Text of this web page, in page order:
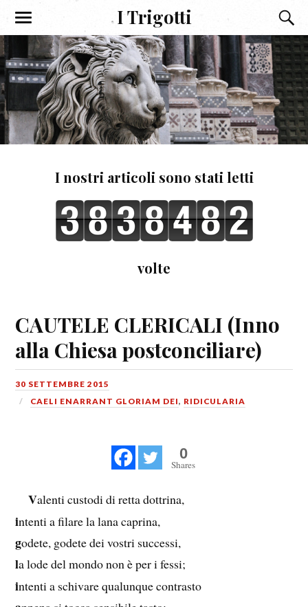
I Trigotti
I nostri articoli sono stati letti
volte
CAUTELE CLERICALI (Inno
alla Chiesa postconciliare)
30 SETTEMBRE 2015
CAELI ENARRANT GLORIAM DEI, RIDICULARIA
0
Shares
Valenti custodi di retta dottrina,
intenti a filare la lana caprina,
godete, godete dei vostri successi,
la lode del mondo non è per i fessi;
intenti a schivare qualunque contrasto